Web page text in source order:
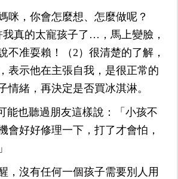
咪，你會怎麼想、怎麼做呢？
我真的太寵孩子了…，馬上變臉，
不准耍賴！（2）很清楚的了解，
表示他在主張自我，是很正常的
情緒，再決定是否買冰淇淋。
能也聽過朋友這樣說：「小孩不
會好好修理一下，打了才會怕，
，沒有任何一個孩子需要別人用